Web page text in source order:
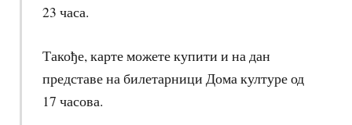
23 часа.
Такође, карте можете купити и на дан
представе на билетарници Дома културе од
17 часова.